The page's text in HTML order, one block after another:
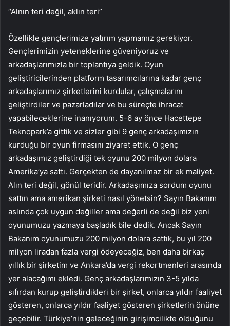
“Alnın teri değil, aklın teri”
Özellikle gençlerimize yatırım yapmamız gerekiyor.
Gençlerimizin yeteneklerine güveniyoruz ve
arkadaşlarımızla bir toplantıya geldik. Oyun
geliştiricilerinden platform tasarımcılarına kadar genç
arkadaşlarımız şirketlerini kurdular, çalışmalarını
geliştirdiler ve pazarladılar ve bu süreçte ihracat
yapabileceklerine inanıyorum. 5-6 ay önce Hacettepe
Teknopark’a gittik ve sizler gibi 9 genç arkadaşımızın
kurduğu bir oyun firmasını ziyaret ettik. O genç
arkadaşımız geliştirdiği tek oyunu 200 milyon dolara
Amerika’ya sattı. Gerçekten de dayanılmaz bir ek maliyet.
Alın teri değil, gönül teridir. Arkadaşımıza sordum oyunu
sattın ama amerikan şirketi nasıl yönetsin? Sayın Bakanım
aslında çok uygun değiller ama değerli de değil biz yeni
oyunumuzu yazmaya başladık bile dedik. Ancak Sayın
Bakanım oyunumuzu 200 milyon dolara sattık, bu yıl 200
milyon liradan fazla vergi ödeyeceğiz, ben daha birkaç
yıllık bir şirketim ve Ankara’da vergi rekortmenleri arasında
yer alacağımı ekledi. Genç arkadaşlarımızın 3-5 yılda
sıfırdan kurup geliştirdikleri bir şirket, onlarca yıldır faaliyet
gösteren, onlarca yıldır faaliyet gösteren şirketlerin önüne
geçebilir. Türkiye’nin geleceğinin girişimcilikte olduğunu